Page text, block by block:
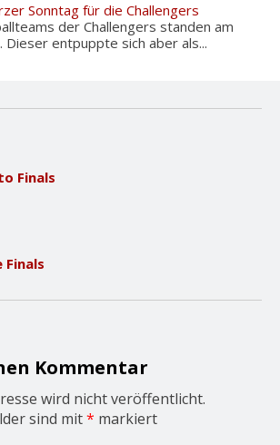
Sonntag für die Challengers
der Challengers standen am
Dieser entpuppte sich aber als...
Finals
Finals
Kommentar
wird nicht veröffentlicht.
sind mit* markiert